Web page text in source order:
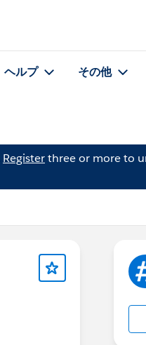
ヘルプ その他
Registerthree or more to